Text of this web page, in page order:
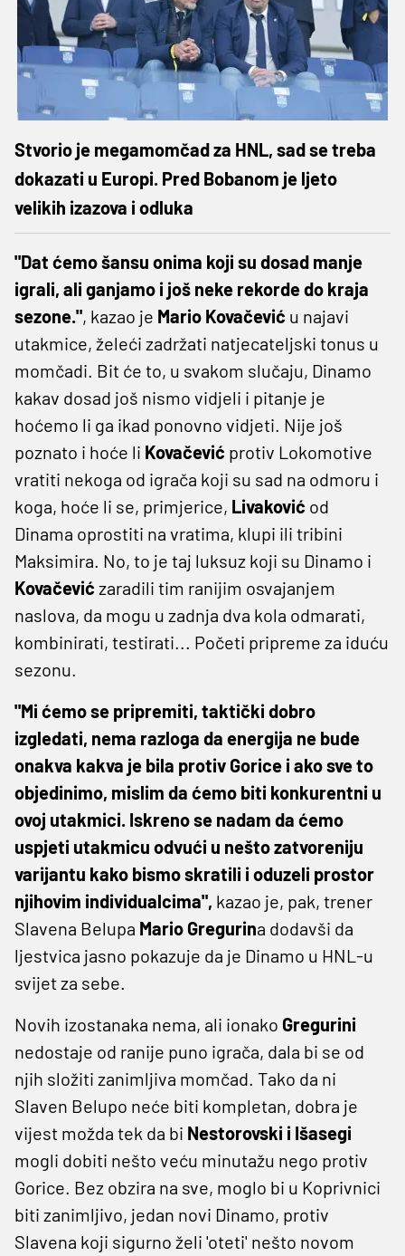
Stvorio je megamomčad za HNL, sad se treba
dokazati u Europi. Pred Bobanom je ljeto
velikih izazova i odluka
"Dat ćemo šansu onima koji su dosad manje
igrali, ali ganjamo i još neke rekorde do kraja
sezone.", kazao je Mario Kovačević u najavi
utakmice, želeći zadržati natjecateljski tonus u
momčadi. Bit će to, u svakom slučaju, Dinamo
kakav dosad još nismo vidjeli i pitanje je
hoćemo li ga ikad ponovno vidjeti. Nije još
poznato i hoće li Kovačević protiv Lokomotive
vratiti nekoga od igrača koji su sad na odmoru i
koga, hoće li se, primjerice, Livaković od
Dinama oprostiti na vratima, klupi ili tribini
Maksimira. No, to je taj luksuz koji su Dinamo i
Kovačević zaradili tim ranijim osvajanjem
naslova, da mogu u zadnja dva kola odmarati,
kombinirati, testirati... Početi pripreme za iduću
sezonu.
"Mi ćemo se pripremiti, taktički dobro
izgledati, nema razloga da energija ne bude
onakva kakva je bila protiv Gorice i ako sve to
objedinimo, mislim da ćemo biti konkurentni u
ovoj utakmici. Iskreno se nadam da ćemo
uspjeti utakmicu odvući u nešto zatvoreniju
varijantu kako bismo skratili i oduzeli prostor
njihovim individualcima", kazao je, pak, trener
Slavena Belupa Mario Gregurina dodavši da
ljestvica jasno pokazuje da je Dinamo u HNL-u
svijet za sebe.
Novih izostanaka nema, ali ionako Gregurini
nedostaje od ranije puno igrača, dala bi se od
njih složiti zanimljiva momčad. Tako da ni
Slaven Belupo neće biti kompletan, dobra je
vijest možda tek da bi Nestorovski i Išasegi
mogli dobiti nešto veću minutažu nego protiv
Gorice. Bez obzira na sve, moglo bi u Koprivnici
biti zanimljivo, jedan novi Dinamo, protiv
Slavena koji sigurno želi 'oteti' nešto novom